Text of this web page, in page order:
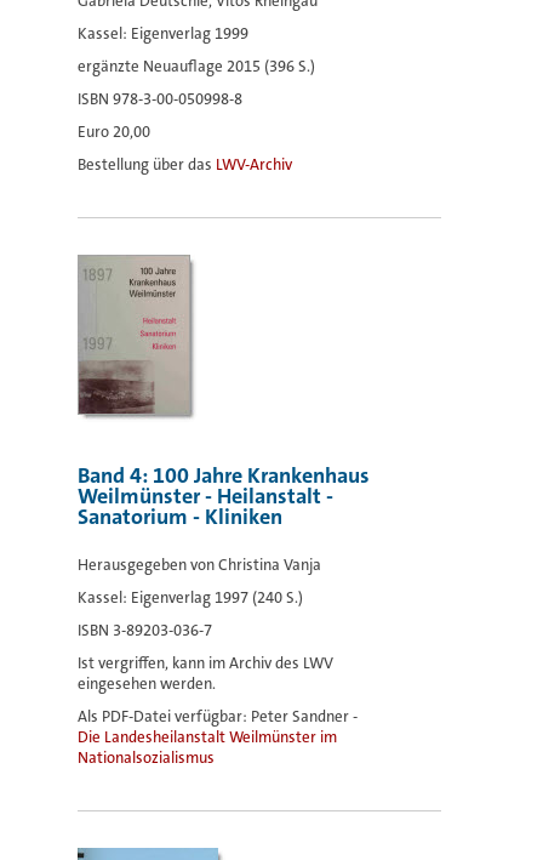
Kassel: Eigenverlag 1999
ergänzte Neuauflage 2015 (396 S.)
ISBN 978-3-00-050998-8
Euro 20,00
Bestellung über das LWV-Archiv
Band 4: 100 Jahre Krankenhaus
Weilmünster - Heilanstalt -
Sanatorium - Kliniken
Herausgegeben von Christina Vanja
Kassel: Eigenverlag 1997 (240 S.)
ISBN 3-89203-036-7
Ist vergriffen, kann im Archiv des LWV
eingesehen werden.
Als PDF-Datei verfügbar: Peter Sandner -
Die Landesheilanstalt Weilmünster im
Nationalsozialismus